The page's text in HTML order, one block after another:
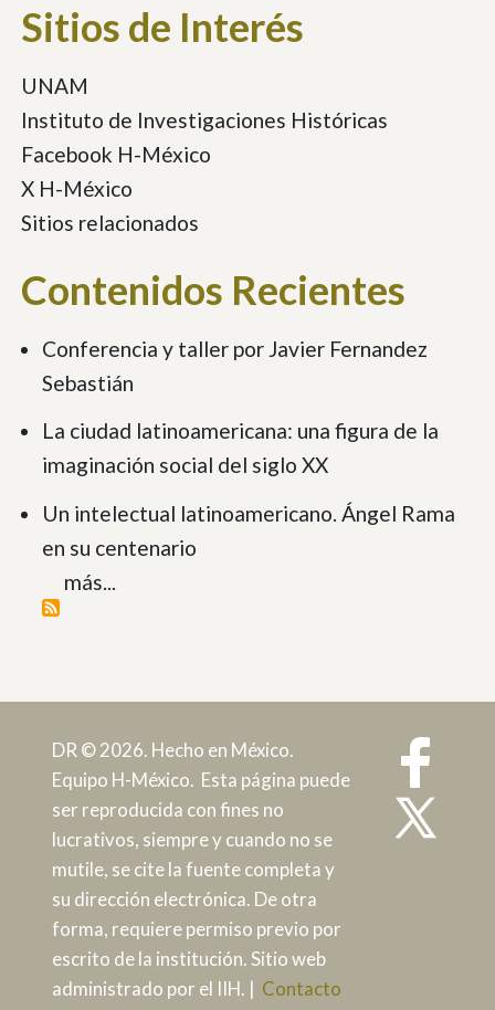
Sitios de Interés
UNAM
Instituto de Investigaciones Históricas
Facebook H-México
X H-México
Sitios relacionados
Contenidos Recientes
Conferencia y taller por Javier Fernandez
Sebastián
La ciudad latinoamericana: una figura de la
imaginación social del siglo XX
Un intelectual latinoamericano. Ángel Rama
en su centenario
más...
DR © 2026. Hecho en México.
Equipo H-México. Esta página puede
ser reproducida con fines no
lucrativos, siempre y cuando no se
mutile, se cite la fuente completa y
su dirección electrónica. De otra
forma, requiere permiso previo por
escrito de la institución. Sitio web
administrado por el IIH. | Contacto